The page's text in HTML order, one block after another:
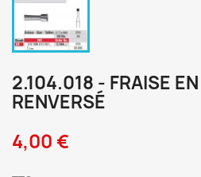
2.104.018 - FRAISE
RENVERSÉ
4,00 €